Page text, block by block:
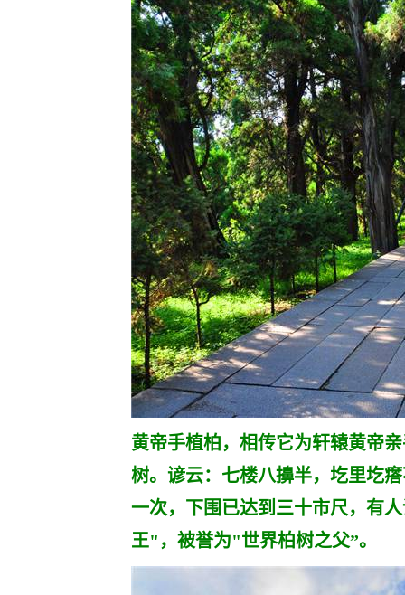
黄帝手植柏，相传它为轩辕黄帝
树。谚云：七楼八擤半，圪里圪
一次，下围已达到三十市尺，有
王"，被誉为"世界柏树之父”。